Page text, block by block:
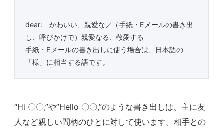
dear: かわいい、親愛な／（手紙・Eメールの書き出
し、呼びかけで）親愛なる、敬愛する
手紙・Eメールの書き出しに使う場合は、日本語の
「様」に相当する語です。
“Hi 〇〇,”や”Hello 〇〇,”のような書き出しは、主に友
人など親しい間柄のひとに対して使います。相手との